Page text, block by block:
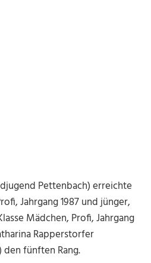
Pettenbach) erreichte
Jahrgang 1987 und jünger,
Mädchen, Profi, Jahrgang
Rapperstorfer
fünften Rang.